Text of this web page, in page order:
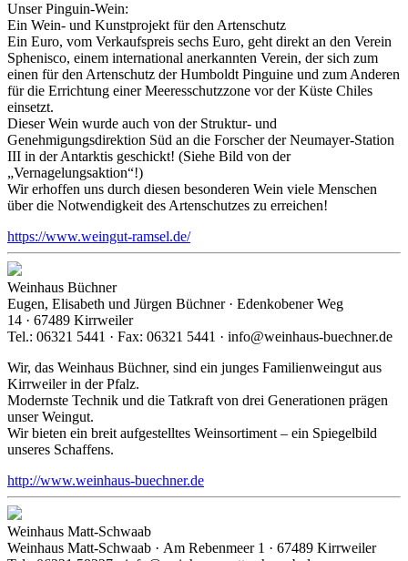
Unser Pinguin-Wein:
Ein Wein- und Kunstprojekt für den Artenschutz
Ein Euro, vom Verkaufspreis sechs Euro, geht direkt an den Verein
Sphenisco, einem international anerkannten Verein, der sich zum
einen für den Artenschutz der Humboldt Pinguine und zum Anderen
für die Errichtung einer Meeresschutzzone vor der Küste Chiles
einsetzt.
Dieser Wein wurde auch von der Struktur- und
Genehmigungsdirektion Süd an die Forscher der Neumayer-Station
III in der Antarktis geschickt! (Siehe Bild von der
„Vernagelungsaktion“!)
Wir erhoffen uns durch diesen besonderen Wein viele Menschen
über die Notwendigkeit des Artenschutzes zu erreichen!
https://www.weingut-ramsel.de/
Weinhaus Büchner
Eugen, Elisabeth und Jürgen Büchner · Edenkobener Weg
14 · 67489 Kirrweiler
Tel.: 06321 5441 · Fax: 06321 5441 · info@weinhaus-buechner.de
Wir, das Weinhaus Büchner, sind ein junges Familienweingut aus
Kirrweiler in der Pfalz.
Modernste Technik und die Tatkraft von drei Generationen prägen
unser Weingut.
Wir bieten ein breit aufgestelltes Weinsortiment – ein Spiegelbild
unseres Schaffens.
http://www.weinhaus-buechner.de
Weinhaus Matt-Schwaab
Weinhaus Matt-Schwaab · Am Rebenmeer 1 · 67489 Kirrweiler